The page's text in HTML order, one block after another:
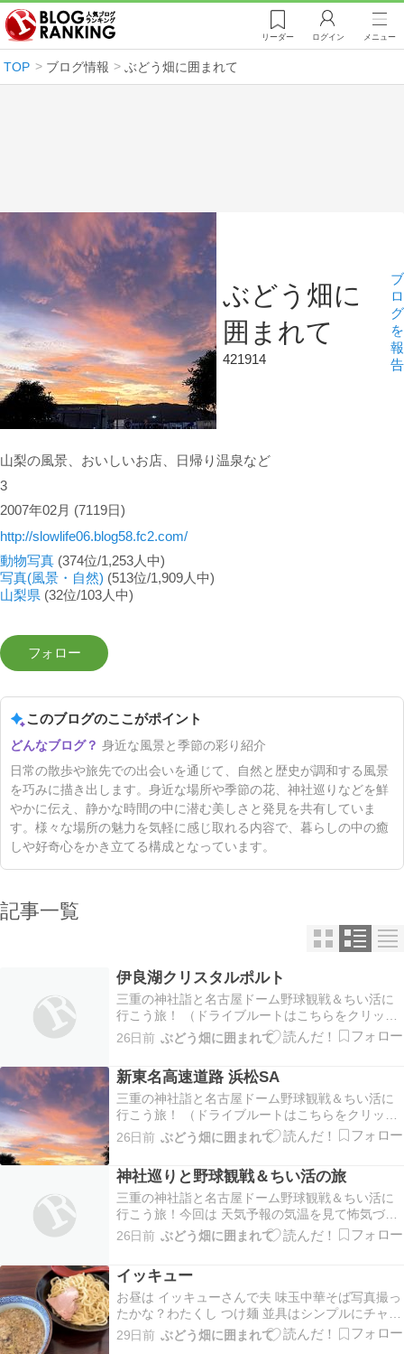
リーダー ログイン メニュー
TOP ブログ情報 ぶどう畑に囲まれて
ぶどう畑に
囲まれて
421914
ブ
ロ
グ
を
報
告
山梨の風景、おいしいお店、日帰り温泉など
3
2007年02月 (7119日)
http://slowlife06.blog58.fc2.com/
動物写真 (374位/1,253人中)
写真(風景・自然) (513位/1,909人中)
山梨県 (32位/103人中)
このブログのここがポイント
身近な風景と季節の彩り紹介
日常の散歩や旅先での出会いを通じて、自然と歴史が調和する風景
を巧みに描き出します。身近な場所や季節の花、神社巡りなどを鮮
やかに伝え、静かな時間の中に潜む美しさと発見を共有していま
す。様々な場所の魅力を気軽に感じ取れる内容で、暮らしの中の癒
しや好奇心をかき立てる構成となっています。
記事一覧
伊良湖クリスタルポルト
三重の神社詣と名古屋ドーム野球観戦＆ちい活に
行こう旅！ （ドライブルートはこちらをクリッ
ク！）浜松SAのコンビニでおにぎり買って朝食6
時に出発朝1のフェリーが ８時１０分乗船？ なの
が・・・・・・・下道結構混んでまして到着は ８
時半ご…
26日前 ぶどう畑に囲まれて
新東名高速道路 浜松SA
三重の神社詣と名古屋ドーム野球観戦＆ちい活に
行こう旅！ （ドライブルートはこちらをクリッ
ク！）１９時ちょっと前に 浜松SAに到着夕焼けが
きれいでした＾＾風車とトラックと夕焼け なんか
出る時に 庭の植物に水をあげて野菜を収穫きゅう
り トマ…
26日前 ぶどう畑に囲まれて
神社巡りと野球観戦＆ちい活の旅
三重の神社詣と名古屋ドーム野球観戦＆ちい活に
行こう旅！今回は 天気予報の気温を見て怖気づき
車中泊は 1日目のみ 残り２日はホテルを予約して
の出発となりました※このページはドライブルー
気になる方は【 】内をクリックしていただくと詳
細記事に…
26日前 ぶどう畑に囲まれて
イッキュー
お昼は イッキューさんで夫 味玉中華そば写真撮っ
たかな？わたくし つけ麺 並具はシンプルにチャー
シューのみ背脂とタマネギみじん切りのつけ汁は
温かく 麺は冷たいタイプおいしーこの後 図書館
29日前 ぶどう畑に囲まれて